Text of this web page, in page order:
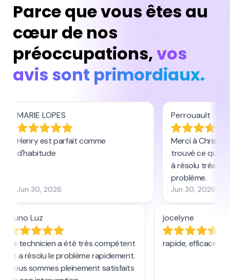
Parce que vous êtes au
cœur de nos
préoccupations,vos
avis sont primordiaux.